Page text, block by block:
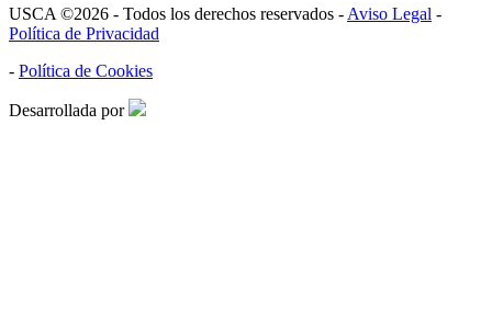
USCA ©2026 - Todos los derechos reservados - Aviso Legal -
Política de Privacidad
- Política de Cookies
Desarrollada por